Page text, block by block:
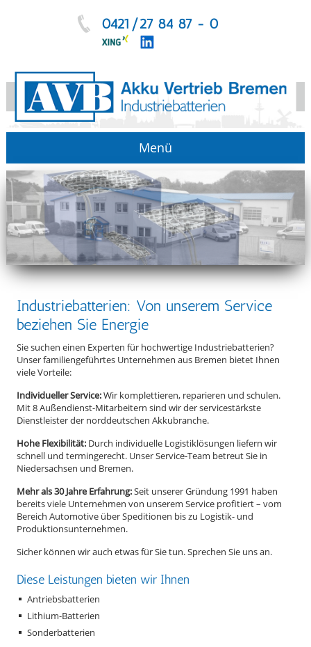
0421/27 84 87 - 0
Menü
Industriebatterien: Von unserem Service
beziehen Sie Energie
Sie suchen einen Experten für hochwertige Industriebatterien?
Unser familiengeführtes Unternehmen aus Bremen bietet Ihnen
viele Vorteile:
Individueller Service:Wir komplettieren, reparieren und schulen.
Mit 8 Außendienst-Mitarbeitern sind wir der servicestärkste
Dienstleister der norddeutschen Akkubranche.
Hohe Flexibilität:Durch individuelle Logistiklösungen liefern wir
schnell und termingerecht. Unser Service-Team betreut Sie in
Niedersachsen und Bremen.
Mehr als 30 Jahre Erfahrung:Seit unserer Gründung 1991 haben
bereits viele Unternehmen von unserem Service profitiert – vom
Bereich Automotive über Speditionen bis zu Logistik- und
Produktionsunternehmen.
Sicher können wir auch etwas für Sie tun. Sprechen Sie uns an.
Diese Leistungen bieten wir Ihnen
Antriebsbatterien
Lithium-Batterien
Sonderbatterien